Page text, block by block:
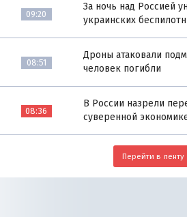
09:20
За ночь над Россией
украинских
08:51
Дроны атаковали
человек погибли
08:36
В России назрели
суверенной
Перейти в ленту